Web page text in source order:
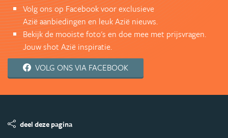
Volg ons op Facebook voor exclusieve
Azië aanbiedingen en leuk Azië nieuws.
Bekijk de mooiste foto's en doe mee met prijsvragen.
Jouw shot Azië inspiratie.
VOLG ONS VIA FACEBOOK
deel deze pagina